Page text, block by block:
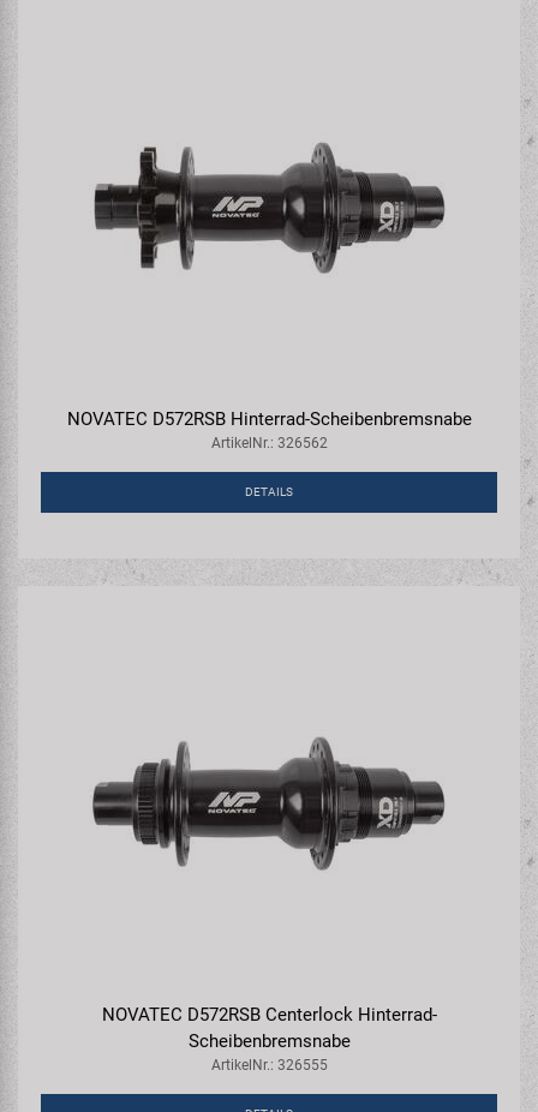
NOVATEC D572RSB Hinterrad-Scheibenbremsnabe
ArtikelNr.: 326562
DETAILS
NOVATEC D572RSB Centerlock Hinterrad-
Scheibenbremsnabe
ArtikelNr.: 326555